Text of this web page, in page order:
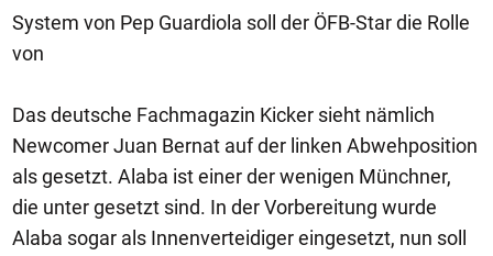
System von Pep Guardiola soll der ÖFB-Star die Rolle
von
Das deutsche Fachmagazin Kicker sieht nämlich
Newcomer Juan Bernat auf der linken Abwehposition
als gesetzt. Alaba ist einer der wenigen Münchner,
die unter gesetzt sind. In der Vorbereitung wurde
Alaba sogar als Innenverteidiger eingesetzt, nun soll